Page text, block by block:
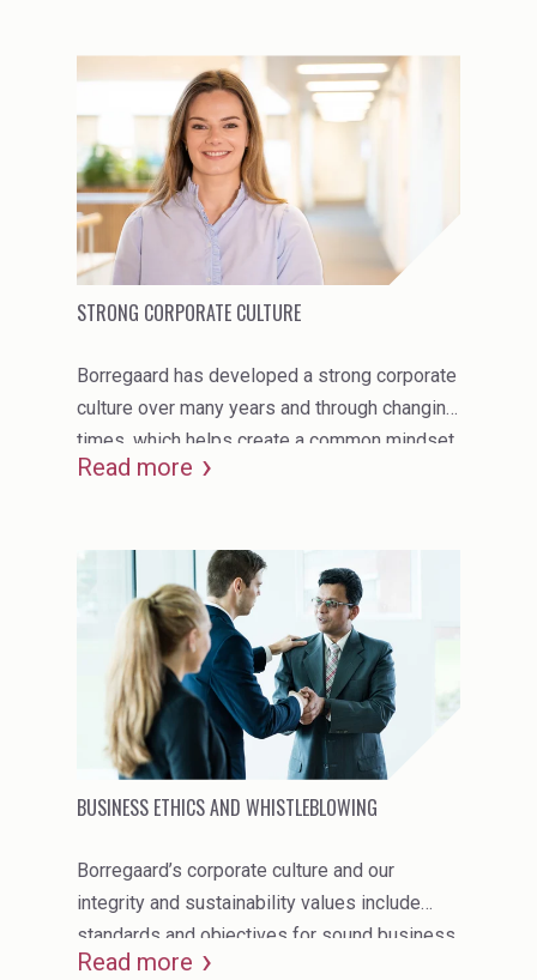
STRONG CORPORATE CULTURE
Borregaard has developed a strong corporate
culture over many years and through changing
times, which helps create a common mindset,
core values and an understanding of the
Read more
BUSINESS ETHICS AND WHISTLEBLOWING
Borregaard’s corporate culture and our
integrity and sustainability values include
standards and objectives for sound business
ethics.
Read more